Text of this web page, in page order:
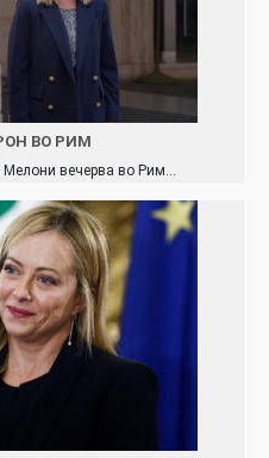
ВО РИМ
Мелони вечерва во Рим…